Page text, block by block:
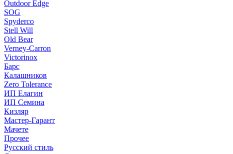
Outdoor Edge
SOG
Spyderco
Stell Will
Old Bear
Verney-Carron
Victorinox
Барс
Калашников
Zero Tolerance
ИП Елагин
ИП Семина
Кизляр
Мастер-Гарант
Мачете
Прочее
Русский стиль